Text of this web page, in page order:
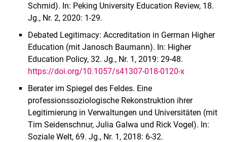
Schmid). In: Peking University Education Review, 18.
Jg., Nr. 2, 2020: 1-29.
Debated Legitimacy: Accreditation in German Higher
Education (mit Janosch Baumann). In: Higher
Education Policy, 32. Jg., Nr. 1, 2019: 29-48.
https://doi.org/10.1057/s41307-018-0120-x
Berater im Spiegel des Feldes. Eine
professionssoziologische Rekonstruktion ihrer
Legitimierung in Verwaltungen und Universitäten (mit
Tim Seidenschnur, Julia Galwa und Rick Vogel). In:
Soziale Welt, 69. Jg., Nr. 1, 2018: 6-32.